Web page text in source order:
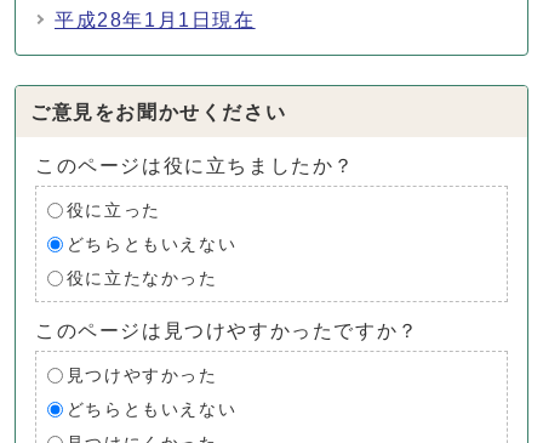
平成28年1月1日現在
ご意見をお聞かせください
このページは役に立ちましたか？
役に立った
どちらともいえない
役に立たなかった
このページは見つけやすかったですか？
見つけやすかった
どちらともいえない